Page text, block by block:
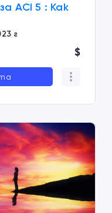
ACI 5 : Как
г
$